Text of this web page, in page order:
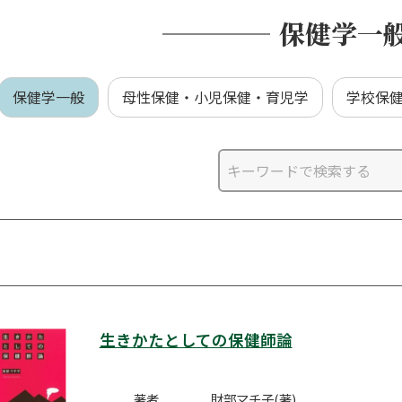
保健学一
保健学一般 母性保健・小児保健・育児学 学校保
生きかたとしての保健師論